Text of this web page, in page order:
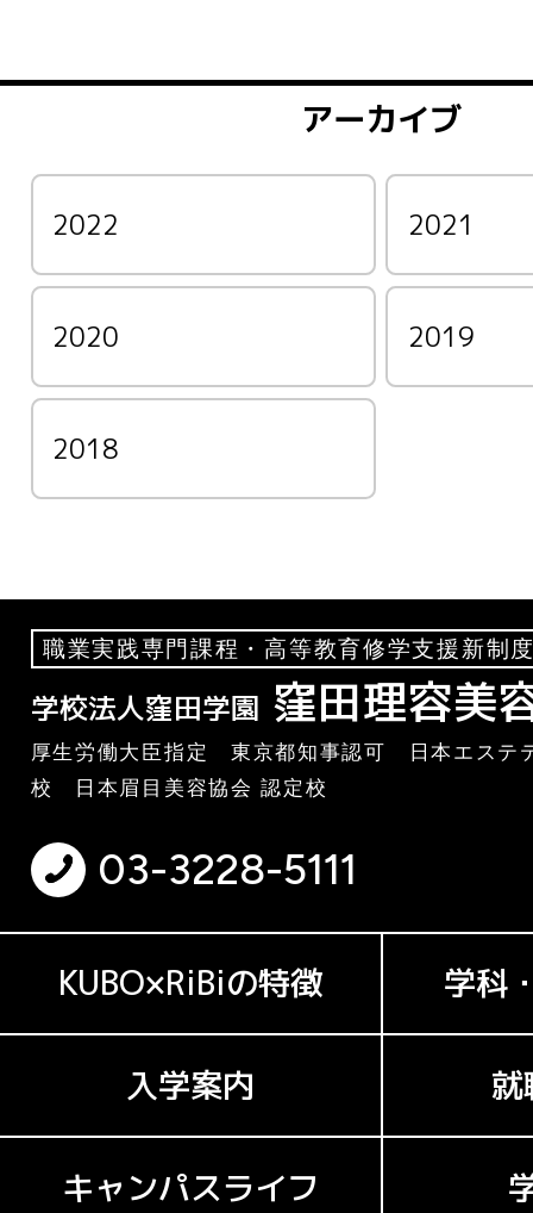
アーカイブ
2022 2021
2020 2019
2018
職業実践専門課程・高等教育修学支援新制
学校法人窪田学園 窪田理容美
厚生労働大臣指定 東京都知事認可 日本エステ
校 日本眉目美容協会 認定校
03-3228-5111
KUBO×RiBiの特徴 学科
入学案内
キャンパスライフ